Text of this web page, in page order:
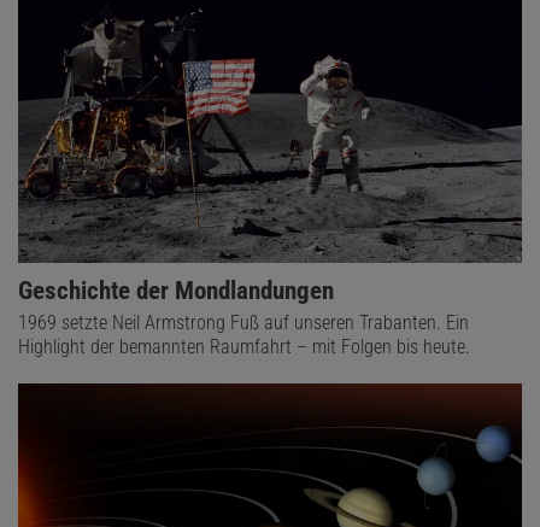
Geschichte der Mondlandungen
1969 setzte Neil Armstrong Fuß auf unseren Trabanten. Ein
Highlight der bemannten Raumfahrt – mit Folgen bis heute.